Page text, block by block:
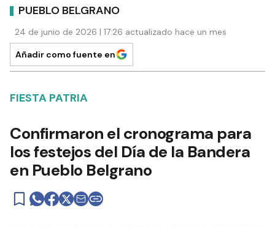
PUEBLO BELGRANO
24 de junio de 2026 | 17:26 actualizado hace un mes
Añadir como fuente en
FIESTA PATRIA
Confirmaron el cronograma para
los festejos del Día de la Bandera
en Pueblo Belgrano